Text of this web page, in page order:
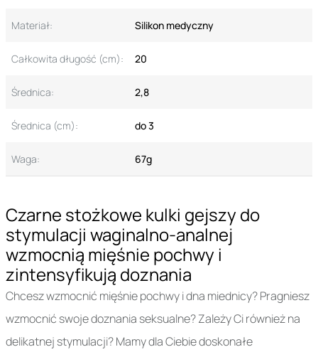
Czarne stożkowe kulki gejszy do
stymulacji waginalno-analnej
wzmocnią mięśnie pochwy i
zintensyfikują doznania
Chcesz wzmocnić mięśnie pochwy i dna miednicy? Pragniesz
wzmocnić swoje doznania seksualne? Zależy Ci również na
delikatnej stymulacji? Mamy dla Ciebie doskonałe
Materiał: Silikon medyczny
Całkowita długość (cm): 20
Średnica: 2,8
Średnica (cm): do 3
Waga: 67g